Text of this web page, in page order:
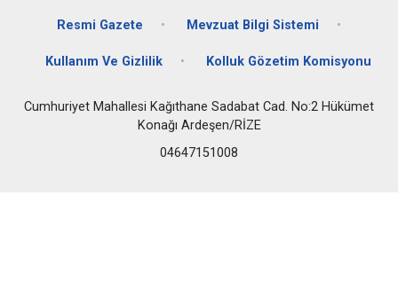
Resmi Gazete Mevzuat Bilgi Sistemi
Kullanım Ve Gizlilik Kolluk Gözetim Komisyonu
Cumhuriyet Mahallesi Kağıthane Sadabat Cad. No:2 Hükümet
Konağı Ardeşen/RİZE
04647151008